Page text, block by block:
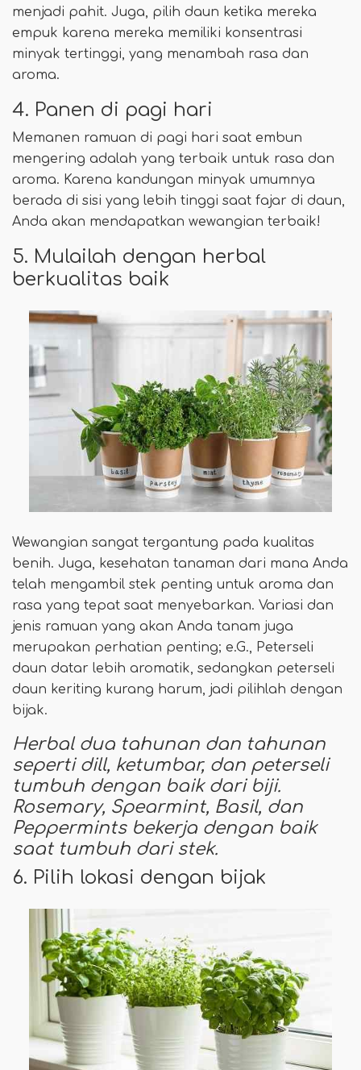
menjadi pahit. Juga, pilih daun ketika mereka
empuk karena mereka memiliki konsentrasi
minyak tertinggi, yang menambah rasa dan
aroma.
4. Panen di pagi hari
Memanen ramuan di pagi hari saat embun
mengering adalah yang terbaik untuk rasa dan
aroma. Karena kandungan minyak umumnya
berada di sisi yang lebih tinggi saat fajar di daun,
Anda akan mendapatkan wewangian terbaik!
5. Mulailah dengan herbal
berkualitas baik
Wewangian sangat tergantung pada kualitas
benih. Juga, kesehatan tanaman dari mana Anda
telah mengambil stek penting untuk aroma dan
rasa yang tepat saat menyebarkan. Variasi dan
jenis ramuan yang akan Anda tanam juga
merupakan perhatian penting; e.G., Peterseli
daun datar lebih aromatik, sedangkan peterseli
daun keriting kurang harum, jadi pilihlah dengan
bijak.
Herbal dua tahunan dan tahunan
seperti dill, ketumbar, dan peterseli
tumbuh dengan baik dari biji.
Rosemary, Spearmint, Basil, dan
Peppermints bekerja dengan baik
saat tumbuh dari stek.
6. Pilih lokasi dengan bijak